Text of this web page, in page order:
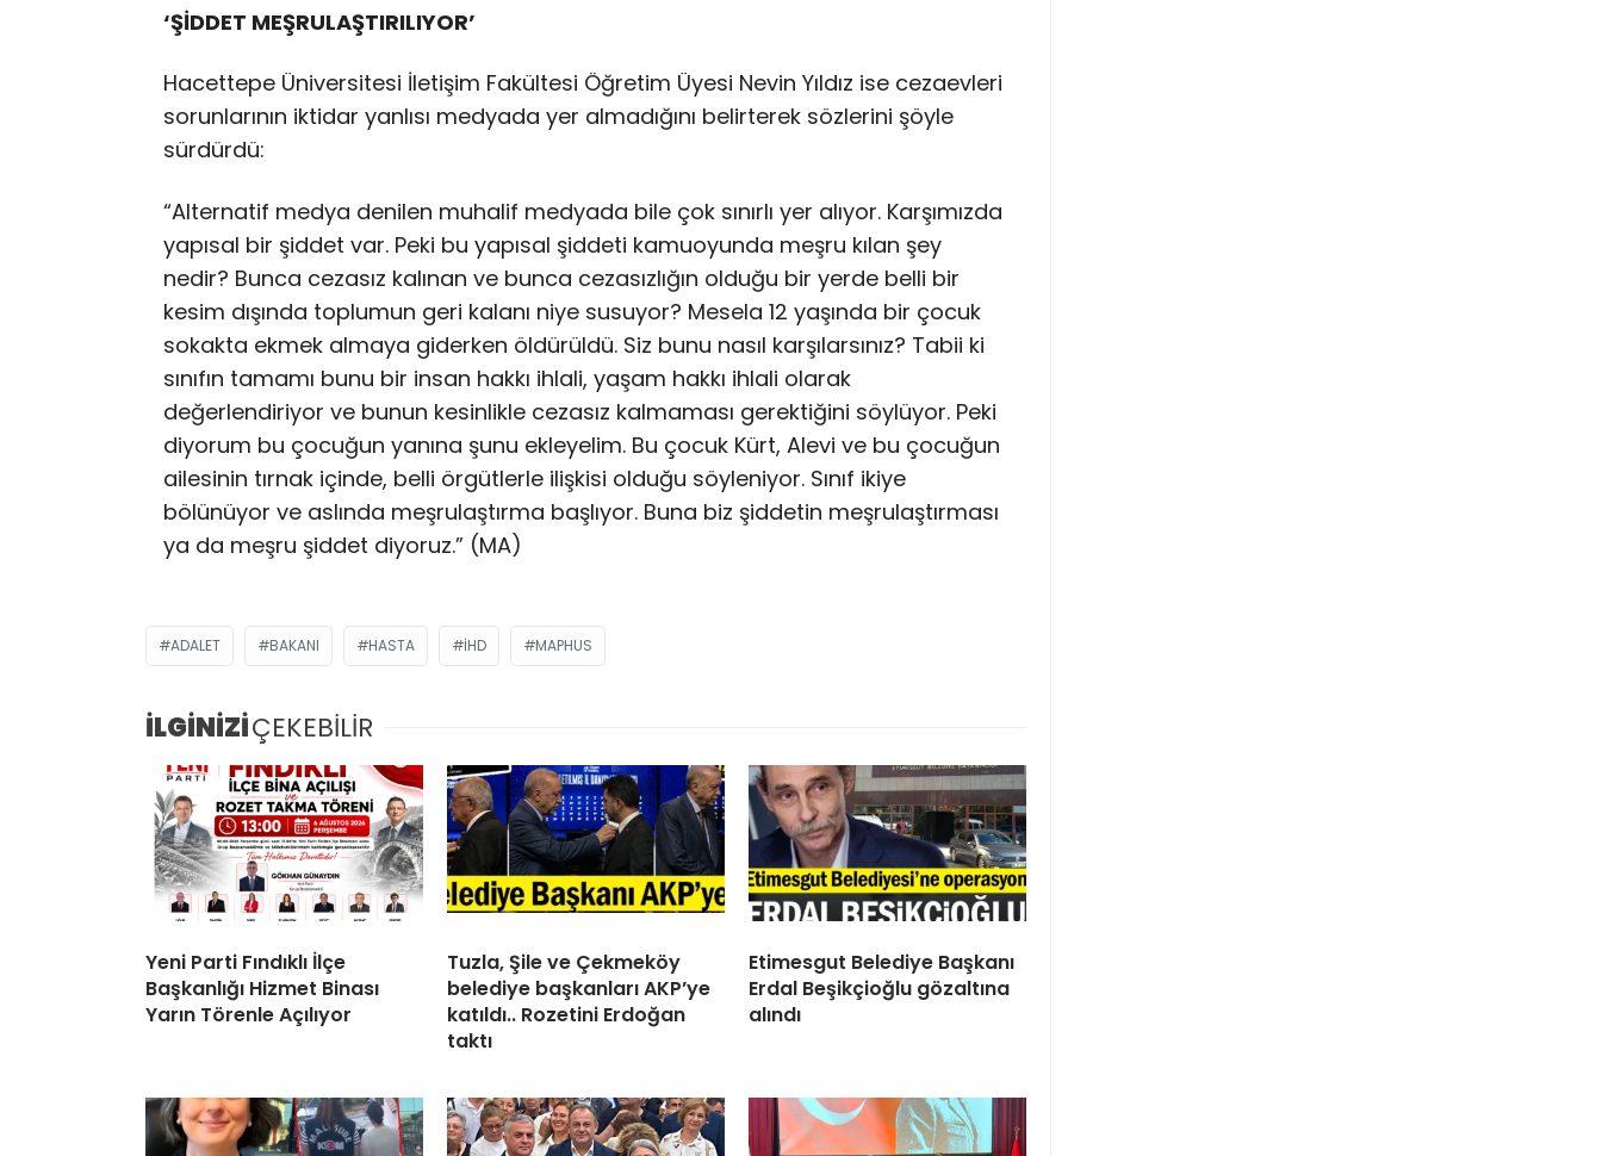
‘ŞİDDET MEŞRULAŞTIRILIYOR’
Hacettepe Üniversitesi İletişim Fakültesi Öğretim Üyesi Nevin Yıldız ise cezaevleri
sorunlarının iktidar yanlısı medyada yer almadığını belirterek sözlerini şöyle
sürdürdü:
“Alternatif medya denilen muhalif medyada bile çok sınırlı yer alıyor. Karşımızda
yapısal bir şiddet var. Peki bu yapısal şiddeti kamuoyunda meşru kılan şey
nedir? Bunca cezasız kalınan ve bunca cezasızlığın olduğu bir yerde belli bir
kesim dışında toplumun geri kalanı niye susuyor? Mesela 12 yaşında bir çocuk
sokakta ekmek almaya giderken öldürüldü. Siz bunu nasıl karşılarsınız? Tabii ki
sınıfın tamamı bunu bir insan hakkı ihlali, yaşam hakkı ihlali olarak
değerlendiriyor ve bunun kesinlikle cezasız kalmaması gerektiğini söylüyor. Peki
diyorum bu çocuğun yanına şunu ekleyelim. Bu çocuk Kürt, Alevi ve bu çocuğun
ailesinin tırnak içinde, belli örgütlerle ilişkisi olduğu söyleniyor. Sınıf ikiye
bölünüyor ve aslında meşrulaştırma başlıyor. Buna biz şiddetin meşrulaştırması
ya da meşru şiddet diyoruz.” (MA)
ADALET BAKANI HASTA IHD MAPHUS
İLGİNİZİÇEKEBİLİR
Yeni Parti Fındıklı İlçe
Başkanlığı Hizmet Binası
Yarın Törenle Açılıyor
Tuzla, Şile ve Çekmeköy
belediye başkanları AKP’ye
katıldı.. Rozetini Erdoğan
taktı
Etimesgut Belediye Başkanı
Erdal Beşikçioğlu gözaltına
alındı